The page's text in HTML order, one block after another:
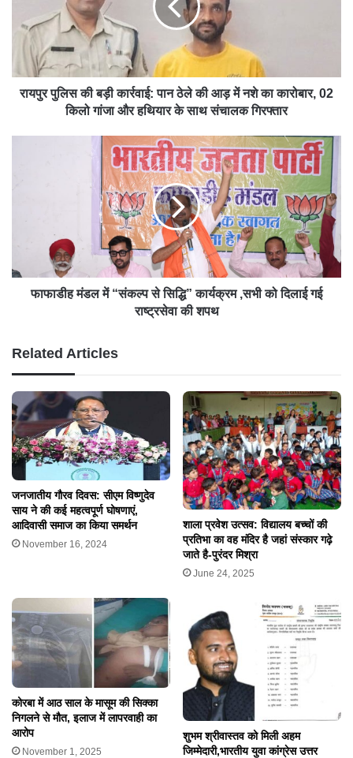
रायपुर पुलिस की बड़ी कार्रवाई: पान ठेले की आड़ में नशे का कारोबार, 02
किलो गांजा और हथियार के साथ संचालक गिरफ्तार
फाफाडीह मंडल में “संकल्प से सिद्धि” कार्यक्रम ,सभी को दिलाई गई
राष्ट्रसेवा की शपथ
Related Articles
जनजातीय गौरव दिवस: सीएम विष्णुदेव
साय ने की कई महत्वपूर्ण घोषणाएं,
आदिवासी समाज का किया समर्थन
November 16, 2024
शाला प्रवेश उत्सव: विद्यालय बच्चों की
प्रतिभा का वह मंदिर है जहां संस्कार गढ़े
जाते है-पुरंदर मिश्रा
June 24, 2025
कोरबा में आठ साल के मासूम की सिक्का
निगलने से मौत, इलाज में लापरवाही का
आरोप
November 1, 2025
शुभम श्रीवास्तव को मिली अहम
जिम्मेदारी,भारतीय युवा कांग्रेस उत्तर